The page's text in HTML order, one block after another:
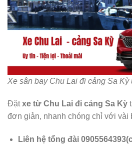
Xe sân bay Chu Lai đi cảng Sa
Đặtxe từ Chu Lai đi cảng Sa Kỳ
đơn giản, nhanh chóng chỉ với vài
Liên hệ tổng đài